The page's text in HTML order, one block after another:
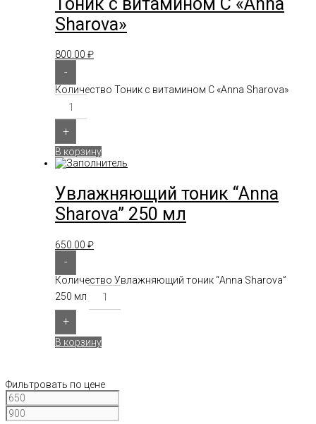
Sharova»
800.00 ₽
-
Количество Тоник с витамином С «Anna Sharova»
+
В корзину
Увлажняющий тоник “Anna
Sharova” 250 мл
650.00 ₽
-
Количество Увлажняющий тоник “Anna Sharova”
250 мл
+
В корзину
Фильтровать по цене